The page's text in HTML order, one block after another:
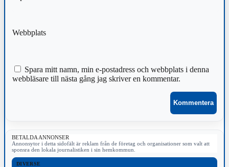
Webbplats
Spara mitt namn, min e-postadress och webbplats i denna
webbläsare till nästa gång jag skriver en kommentar.
BETALDA ANNONSER
Annonsytor i detta sidofält är reklam från de företag och organisationer som valt att
sponsra den lokala journalistiken i sin hemkommun.
DIVERSE